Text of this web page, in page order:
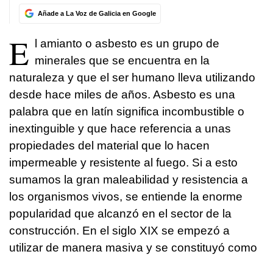
Añade a La Voz de Galicia en Google
E l amianto o asbesto es un grupo de
minerales que se encuentra en la
naturaleza y que el ser humano lleva utilizando
desde hace miles de años. Asbesto es una
palabra que en latín significa incombustible o
inextinguible y que hace referencia a unas
propiedades del material que lo hacen
impermeable y resistente al fuego. Si a esto
sumamos la gran maleabilidad y resistencia a
los organismos vivos, se entiende la enorme
popularidad que alcanzó en el sector de la
construcción. En el siglo XIX se empezó a
utilizar de manera masiva y se constituyó como